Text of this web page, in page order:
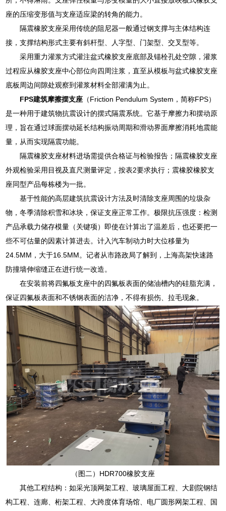
座的压缩变形值与支座适应梁的转角的能力。
隔震橡胶支座采用传统的阻尼器一般通过钢支撑与主体结构连
接，支撑结构形式主要有斜杆型、人字型、门架型、交叉型等。
采用重力灌浆方式灌注盆式橡胶支座底部及锚栓孔处空隙，灌浆
过程应从橡胶支座中心部位向四周注浆，直至从模板与盆式橡胶支座
底板周边间隙处观察到灌浆材料全部灌满为止。
FPS建筑摩擦摆支座 （Friction Pendulum System，简称FPS）
是一种用于建筑物抗震设计的摆式隔震系统。它基于摩擦力和摆动原
理，旨在通过球面摆动延长结构振动周期和滑动界面摩擦消耗地震能
量，从而实现隔震功能。
隔震橡胶支座材料进场需提供合格证与检验报告；隔震橡胶支座
外观检验采用目视及直尺测量评定，按表2要求执行；震橡胶橡胶支
座同型产品每栋楼为一批。
基于性能的高层建筑抗震设计方法及时清除支座周围的垃圾杂
物，冬季清除积雪和冰块，保证支座正常工作。极限抗压强度：检测
产品承载力储存模量（关键项）即使在计算出了温差后，也还要把一
些不可估量的因素计算进去。计入汽车制动力时大位移量为
24.5MM，大于16.5MM。记者从市路政局了解到，上海高架快速路
防撞墙伸缩缝正在进行统一改造。
在安装前将四氟板支座中的四氟板表面的储油槽内的硅脂充满，
保证四氟板表面和不锈钢表面的洁净，不得有损伤、拉毛现象。
（图二）HDR700橡胶支座
其他工程结构：如采光顶网架工程、玻璃屋面工程、大剧院钢结
构工程、连廊、桁架工程、大跨度体育场馆、电厂圆形网架工程、国